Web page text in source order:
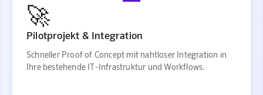
🚀
Pilotprojekt & Integration
Schneller Proof of Concept mit nahtloser Integration in
Ihre bestehende IT-Infrastruktur und Workflows.